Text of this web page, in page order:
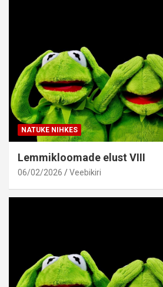
NATUKE NIHKES
Lemmikloomade elust VIII
06/02/2026 Veebikiri